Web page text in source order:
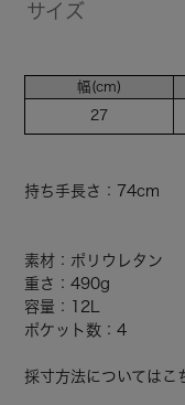
サイズ
幅(cm)
27
持ち手長さ：74cm
素材：ポリウレタン
重さ：490g
容量：12L
ポケット数：4
採寸方法についてはこ